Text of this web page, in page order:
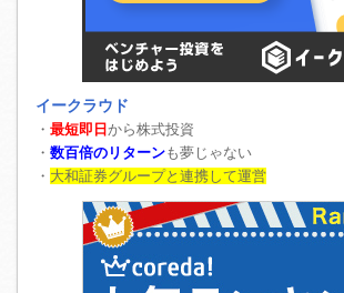
イークラウド
・ 最短即日から株式投資
・ 数百倍のリターンも夢じゃない
・ 大和証券グループと連携して運営